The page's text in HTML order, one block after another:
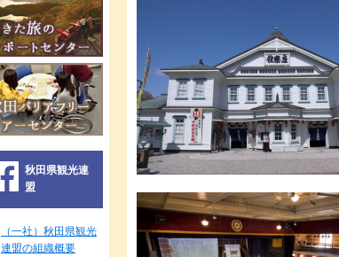
秋田県観光連
盟
（一社）秋田県観光
連盟の組織概要